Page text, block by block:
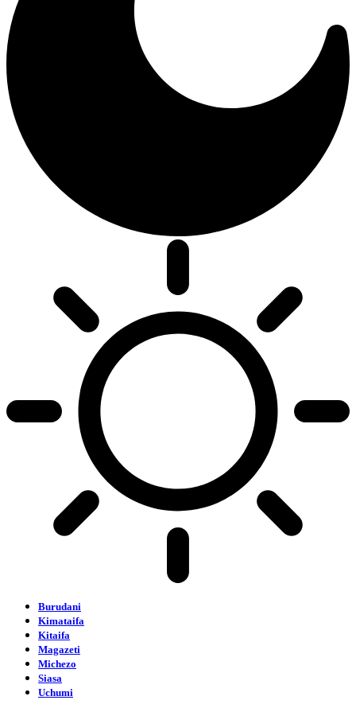
Burudani
Kimataifa
Kitaifa
Magazeti
Michezo
Siasa
Uchumi